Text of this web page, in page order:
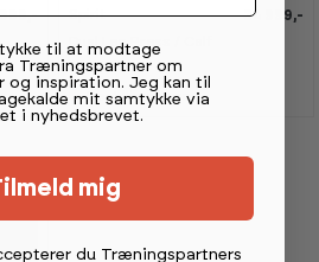
Spirit
Dual Leg Press / Calf
Extension
34 999,-
Bestillingsvare
til at modtage
Træningspartner om
og inspiration. Jeg kan til
mit samtykke via
i nyhedsbrevet.
mig
du Træningspartners